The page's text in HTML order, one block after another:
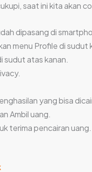
saat ini kita akan
dipasang di
menu Profile di sudut
sudut atas kanan.
yang bisa
Ambil uang.
terima pencairan uang.